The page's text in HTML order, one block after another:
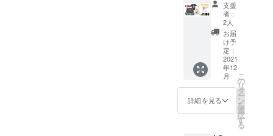
表、ブ
リス
タート
レイ ■
トード
バッグ
サイ
ズ W
３００
×H３６
０
ド)、厚
紙タイ
ル３
シート
(チップ
①⑤⑩
枚用・
親チッ
プ・ラ
ウンド
望によ
り箱裏
にサイ
ン）備
考欄に
記載要
茶碗１
台、サ
イコロ
白４
個・赤
１個・
支援
者：
2人
お届
け予
定：
2021
年12
月
詳細を見る
こ
の
リ
タ
ー
ン
を
選
択
す
る